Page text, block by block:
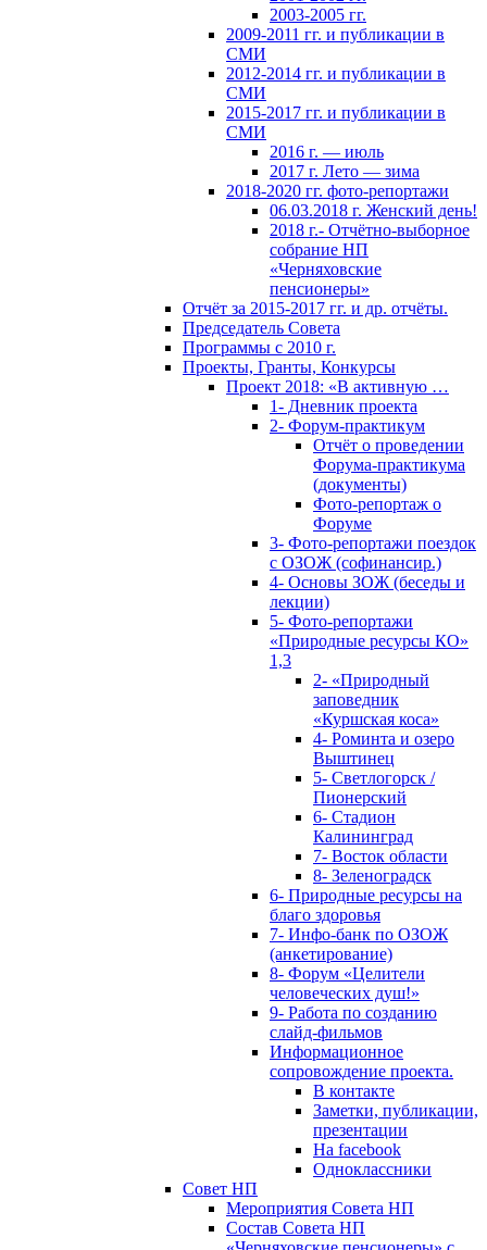
2003-2005 гг.
2009-2011 гг. и публикации в
СМИ
2012-2014 гг. и публикации в
СМИ
2015-2017 гг. и публикации в
СМИ
2016 г. — июль
2017 г. Лето — зима
2018-2020 гг. фото-репортажи
06.03.2018 г. Женский день!
2018 г.- Отчётно-выборное
собрание НП
«Черняховские
пенсионеры»
Отчёт за 2015-2017 гг. и др. отчёты.
Председатель Совета
Программы с 2010 г.
Проекты, Гранты, Конкурсы
Проект 2018: «В активную …
1- Дневник проекта
2- Форум-практикум
Отчёт о проведении
Форума-практикума
(документы)
Фото-репортаж о
Форуме
3- Фото-репортажи поездок
с ОЗОЖ (софинансир.)
4- Основы ЗОЖ (беседы и
лекции)
5- Фото-репортажи
«Природные ресурсы КО»
1,3
2- «Природный
заповедник
«Куршская коса»
4- Роминта и озеро
Выштинец
5- Светлогорск /
Пионерский
6- Стадион
Калининград
7- Восток области
8- Зеленоградск
6- Природные ресурсы на
благо здоровья
7- Инфо-банк по ОЗОЖ
(анкетирование)
8- Форум «Целители
человеческих душ!»
9- Работа по созданию
слайд-фильмов
Информационное
сопровождение проекта.
В контакте
Заметки, публикации,
презентации
На facebook
Одноклассники
Совет НП
Мероприятия Совета НП
Состав Совета НП